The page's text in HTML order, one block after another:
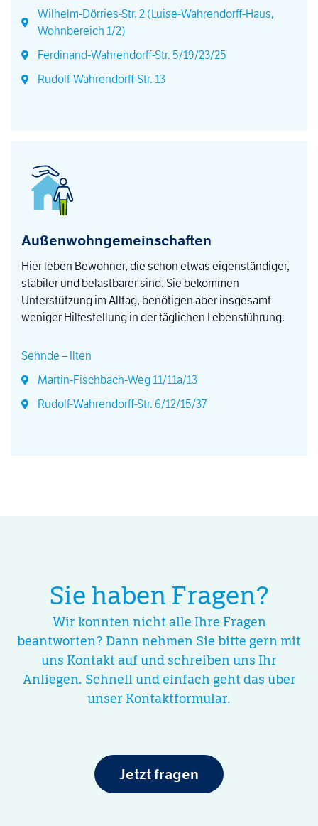
Wilhelm-Dörries-Str. 2 (Luise-Wahrendorff-Haus,
Wohnbereich 1/2)
Ferdinand-Wahrendorff-Str. 5/19/23/25
Rudolf-Wahrendorff-Str. 13
Außenwohngemeinschaften
Hier leben Bewohner, die schon etwas eigenständiger,
stabiler und belastbarer sind. Sie bekommen
Unterstützung im Alltag, benötigen aber insgesamt
weniger Hilfestellung in der täglichen Lebensführung.
Sehnde – Ilten
Martin-Fischbach-Weg 11/11a/13
Rudolf-Wahrendorff-Str. 6/12/15/37
Sie haben Fragen?
Wir konnten nicht alle Ihre Fragen
beantworten? Dann nehmen Sie bitte gern mit
uns Kontakt auf und schreiben uns Ihr
Anliegen. Schnell und einfach geht das über
unser Kontaktformular.
Jetzt fragen